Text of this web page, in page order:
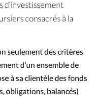
d’investissement
consacrés à la
seulement des critères
d’un ensemble de
à sa clientèle des fonds
obligations, balancés)